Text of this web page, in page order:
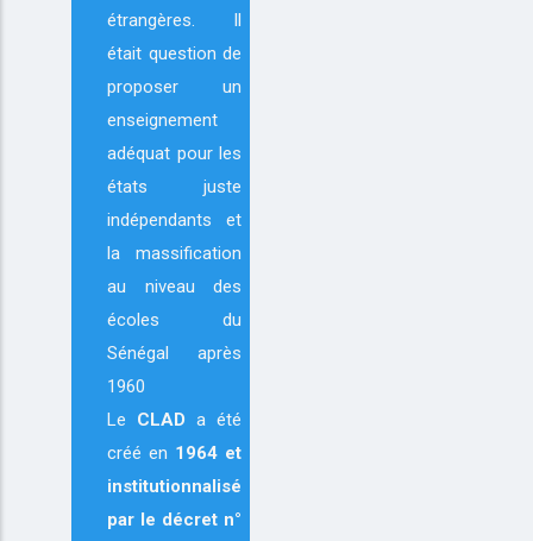
étrangères. Il
était question de
proposer un
enseignement
adéquat pour les
états juste
indépendants et
la massification
au niveau des
écoles du
Sénégal après
1960
Le CLAD a été
créé en 1964 et
institutionnalisé
par le décret n°